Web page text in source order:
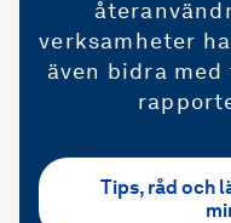
verksamheter
även bidra
Tips, råd och